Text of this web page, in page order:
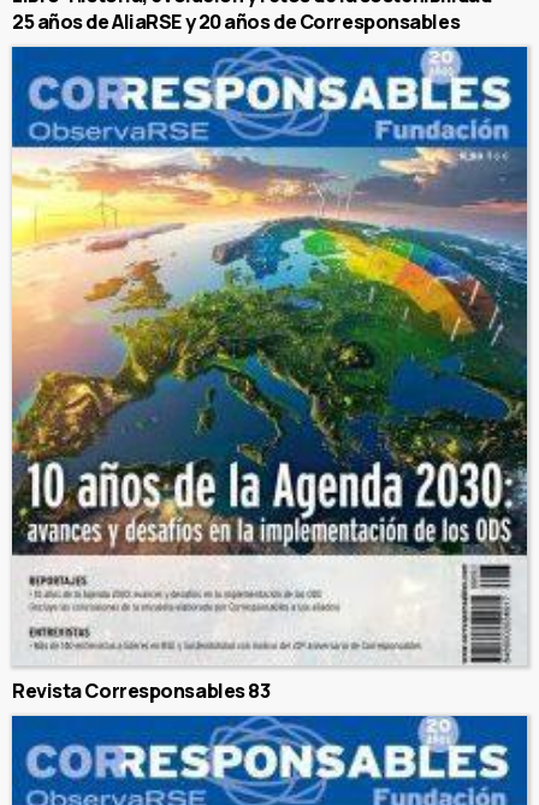
25 años de AliaRSE y 20 años de Corresponsables
Revista Corresponsables 83